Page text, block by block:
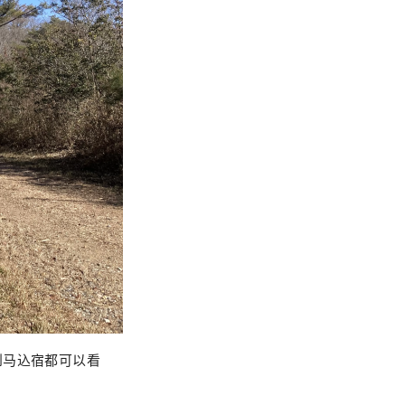
込宿都可以看